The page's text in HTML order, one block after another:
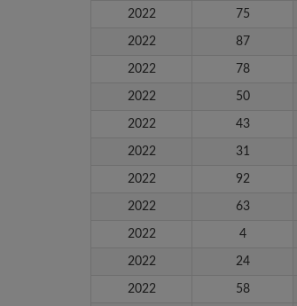
2022 75
2022 87
2022 78
2022 50
2022 43
2022 31
2022 92
2022 63
2022 4
2022 24
2022 58